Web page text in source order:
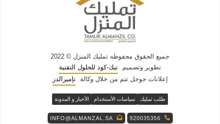
جميع الحقوق محفوظه تمليك المنزل © 2022
تطوير وتصميم
تيك-كود للحلول التقنية
إعلانات جوجل تتم من خلال وكالة
تإميرالدز
طلب تمليك سياسات الأستخدام الأخبار و المدونة
920035356
INFO@ALMANZAL.SA